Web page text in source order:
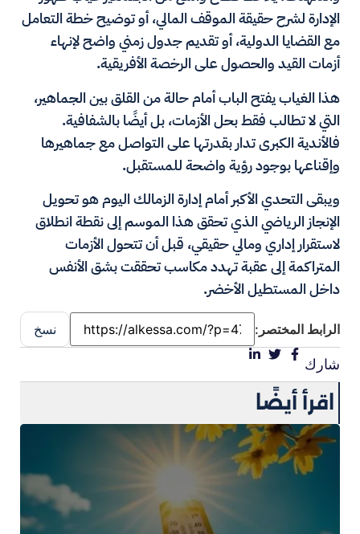
الإدارة لشرح حقيقة الموقف المالي، أو توضيح خطة التعامل
مع القضايا الدولية، أو تقديم جدول زمني واضح لإنهاء
أزمات القيد والحصول على الرخصة الأفريقية.
هذا الغياب يفتح الباب أمام حالة من القلق بين الجماهير،
التي لا تطالب فقط بحل الأزمات، بل أيضًا بالشفافية.
فالأندية الكبرى تدار بقدرتها على التواصل مع جماهيرها
وإقناعها بوجود رؤية واضحة للمستقبل.
ويبقى التحدي الأكبر أمام إدارة الزمالك اليوم هو تحويل
الإنجاز الرياضي الذي تحقق هذا الموسم إلى نقطة انطلاق
لاستقرار إداري ومالي حقيقي، قبل أن تتحول الأزمات
المتراكمة إلى عقبة تهدد مكاسب تحققت بشق الأنفس
داخل المستطيل الأخضر.
الرابط المختصر: نسخ
شارك
اقرأ أيضًا